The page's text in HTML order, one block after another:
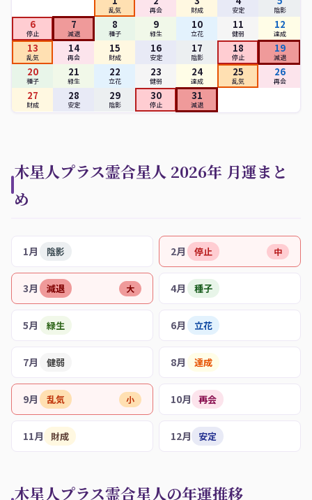
乱気 再会 財成 安定 陰影
6
停止
7
減退
8
種子
9
緑生
10
立花
11
健弱
12
達成
13
乱気
14
再会
15
財成
16
安定
17
陰影
18
停止
19
減退
20
種子
21
緑生
22
立花
23
健弱
24
達成
25
乱気
26
再会
27
財成
28
安定
29
陰影
30
停止
31
減退
木星人プラス霊合星人 2026年 月運まと
め
1月 陰影 2月 停止 中
3月 減退 大 4月 種子
5月 緑生 6月 立花
7月 健弱 8月 達成
9月 乱気 小 10月 再会
11月 財成 12月 安定
木星人プラス霊合星人の年運推移